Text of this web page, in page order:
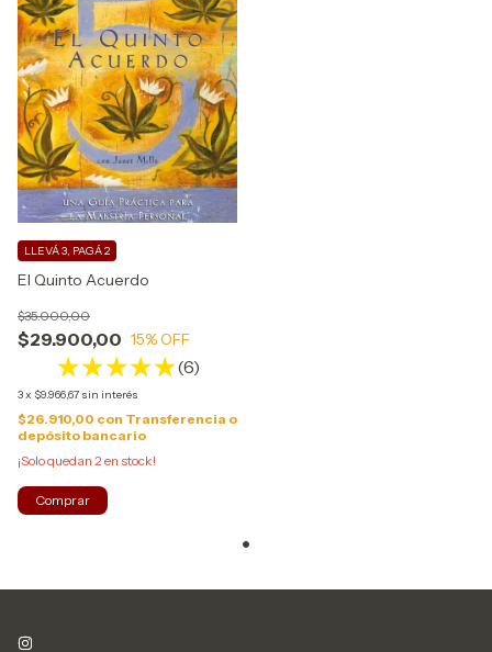
El Quinto Acuerdo
$29.900,00
$35.000,00
15% OFF
(6)
3x $9.966,67 sin interés
LLEVÁ 3, PAGÁ 2
$26.910,00 con Transferencia o
depósito bancario
¡Solo quedan 2 en stock!